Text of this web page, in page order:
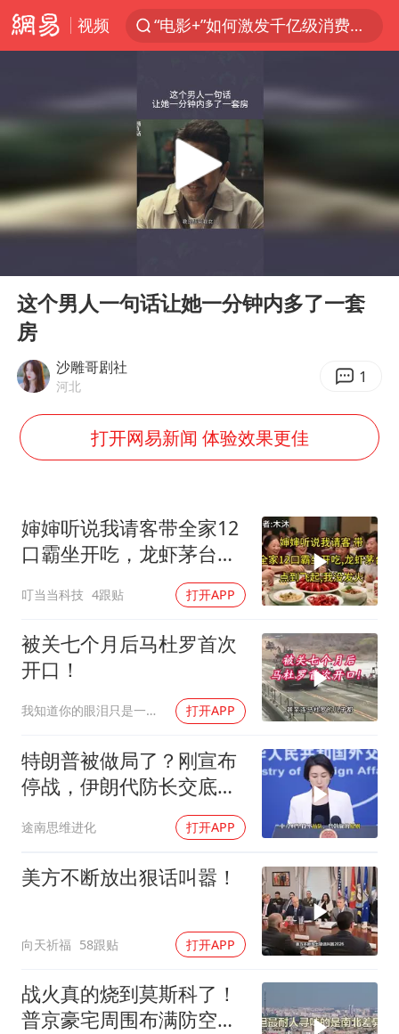
视频
“电影+”如何激发千亿级消费新活力？
向鹏0-3不敌张本智和
佛山通报笔试前13被淘汰后5名进体检
“新疆阿勒泰八月能滑雪”不实
“立秋的第一杯奶茶”又爆单了
山东一元代青花杯离奇失踪
两名乘客在飞机上因调节座椅起冲突
山东潍坊发布大风黄色预警
夯实基础开新局
Play
这个男人一句话让她一分钟内多了一套
房
沙雕哥剧社
河北 1
打开网易新闻 体验效果更佳
婶婶听说我请客带全家12
口霸坐开吃，龙虾茅台点
叮当当科技 4跟贴 打开APP
被关七个月后马杜罗首次
开口！
我知道你的眼泪只是一种无奈 打开APP
特朗普被做局了？刚宣布
停战，伊朗代防长交底，
途南思维进化 打开APP
美方不断放出狠话叫嚣！
向天祈福 58跟贴 打开APP
战火真的烧到莫斯科了！
普京豪宅周围布满防空